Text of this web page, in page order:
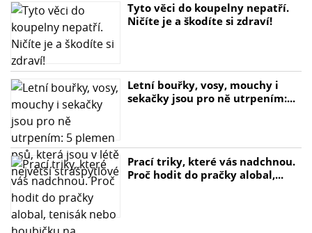
Tyto věci do koupelny nepatří.
Ničíte je a škodíte si zdraví!
Letní bouřky, vosy, mouchy i
sekačky jsou pro ně utrpením:...
Prací triky, které vás nadchnou.
Proč hodit do pračky alobal,...